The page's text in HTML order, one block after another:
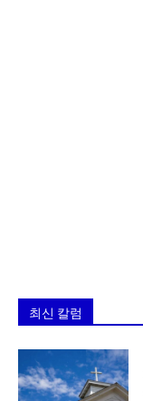
최신 칼럼